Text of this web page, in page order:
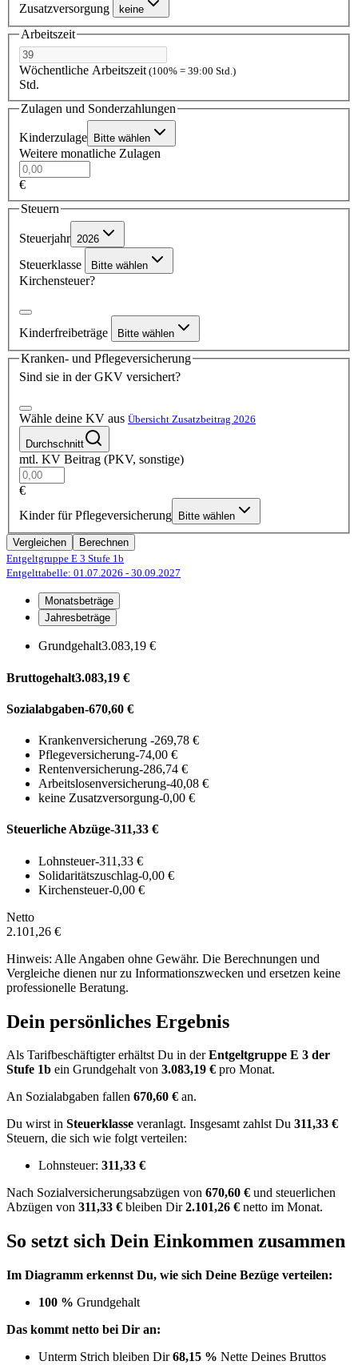
Zusatzversorgung keine
Arbeitszeit
Wöchentliche Arbeitszeit (100% = 39:00 Std.)
Std.
Zulagen und Sonderzahlungen
Kinderzulage Bitte wählen
Weitere monatliche Zulagen
€
Steuern
Steuerjahr 2026
Steuerklasse Bitte wählen
Kirchensteuer?
Kinderfreibeträge Bitte wählen
Kranken- und Pflegeversicherung
Sind sie in der GKV versichert?
Wähle deine KV aus Übersicht Zusatzbeitrag 2026
Durchschnitt
mtl. KV Beitrag (PKV, sonstige)
€
Kinder für Pflegeversicherung
Bitte wählen
Vergleichen
Berechnen
Entgeltgruppe E 3 Stufe 1b
Entgelttabelle: 01.07.2026 - 30.09.2027
Monatsbeträge
Jahresbeträge
Grundgehalt3.083,19 €
Bruttogehalt3.083,19 €
Sozialabgaben-670,60 €
Krankenversicherung -269,78 €
Pflegeversicherung-74,00 €
Rentenversicherung-286,74 €
Arbeitslosenversicherung-40,08 €
keine Zusatzversorgung-0,00 €
Steuerliche Abzüge-311,33 €
Lohnsteuer-311,33 €
Solidaritätszuschlag-0,00 €
Kirchensteuer-0,00 €
Netto
2.101,26 €
Hinweis: Alle Angaben ohne Gewähr. Die Berechnungen und
Vergleiche dienen nur zu Informationszwecken und ersetzen keine
professionelle Beratung.
Dein persönliches Ergebnis
Als Tarifbeschäftigter erhältst Du in derEntgeltgruppe E 3 der
Stufe 1b ein Grundgehalt von 3.083,19 € pro Monat.
An Sozialabgaben fallen 670,60 € an.
Du wirst in Steuerklasse veranlagt. Insgesamt zahlst Du 311,33 €
Steuern, die sich wie folgt verteilen:
Lohnsteuer: 311,33 €
Nach Sozialversicherungsabzügen von 670,60 € und steuerlichen
Abzügen von 311,33 € bleiben Dir2.101,26 € netto im Monat.
So setzt sich Dein Einkommen zusammen
Im Diagramm erkennst Du, wie sich Deine Bezüge verteilen:
100 % Grundgehalt
Das kommt netto bei Dir an:
Unterm Strich bleiben Dir68,15 % Nette Deines Bruttos